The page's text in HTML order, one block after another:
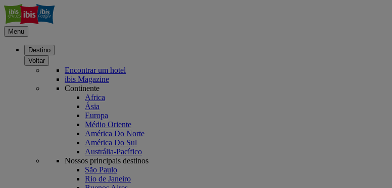
Menu
Destino
Voltar
Encontrar um hotel
ibis Magazine
Continente
Africa
Ásia
Europa
Médio Oriente
América Do Norte
América Do Sul
Austrália-Pacífico
Nossos principais destinos
São Paulo
Rio de Janeiro